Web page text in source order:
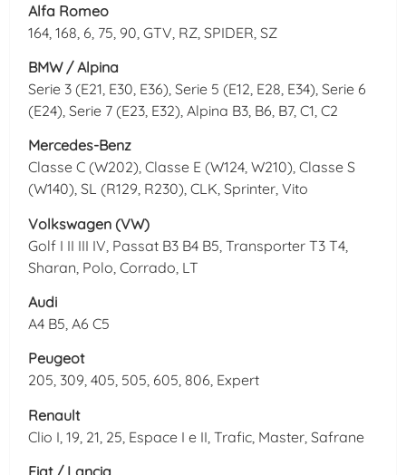
Alfa Romeo
164, 168, 6, 75, 90, GTV, RZ, SPIDER, SZ
BMW / Alpina
Serie 3 (E21, E30, E36), Serie 5 (E12, E28, E34), Serie 6
(E24), Serie 7 (E23, E32), Alpina B3, B6, B7, C1, C2
Mercedes-Benz
Classe C (W202), Classe E (W124, W210), Classe S
(W140), SL (R129, R230), CLK, Sprinter, Vito
Volkswagen (VW)
Golf I II III IV, Passat B3 B4 B5, Transporter T3 T4,
Sharan, Polo, Corrado, LT
Audi
A4 B5, A6 C5
Peugeot
205, 309, 405, 505, 605, 806, Expert
Renault
Clio I, 19, 21, 25, Espace I e II, Trafic, Master, Safrane